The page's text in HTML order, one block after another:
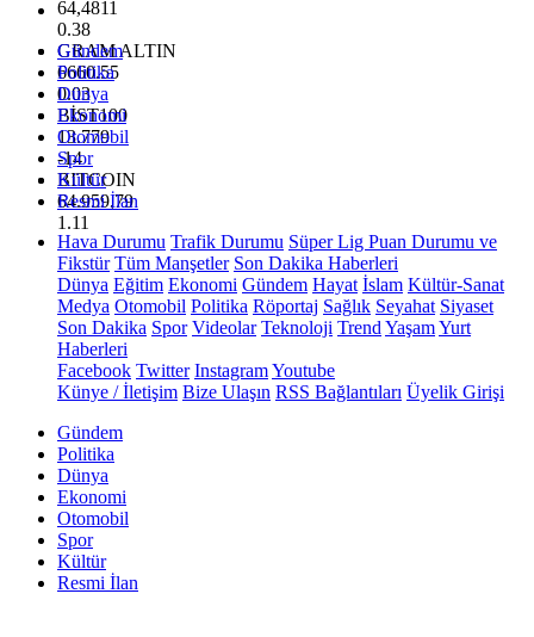
64,4811
0.38
GRAM ALTIN
6660.55
0.03
BİST100
13.779
-14
BITCOIN
64.959,79
1.11
Gündem
Politika
Dünya
Ekonomi
Otomobil
Spor
Kültür
Resmi İlan
Hava Durumu Trafik Durumu Süper Lig Puan Durumu ve
Fikstür Tüm Manşetler Son Dakika Haberleri
Dünya Eğitim Ekonomi Gündem Hayat İslam Kültür-Sanat
Medya Otomobil Politika Röportaj Sağlık Seyahat Siyaset
Son Dakika Spor Videolar Teknoloji Trend YaşamYurt
Haberleri
Facebook Twitter InstagramYoutube
Künye / İletişim Bize Ulaşın RSS Bağlantıları Üyelik Girişi
Gündem
Politika
Dünya
Ekonomi
Otomobil
Spor
Kültür
Resmi İlan